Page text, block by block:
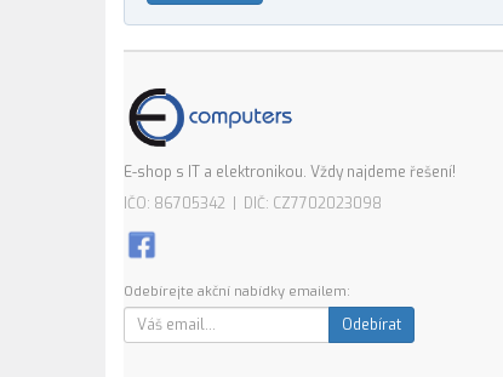
E-shop s IT a elektronikou. Vždy najdeme řešení!
IČO: 86705342 | DIČ: CZ7702023098
Odebírejte akční nabídky emailem:
Odebírat